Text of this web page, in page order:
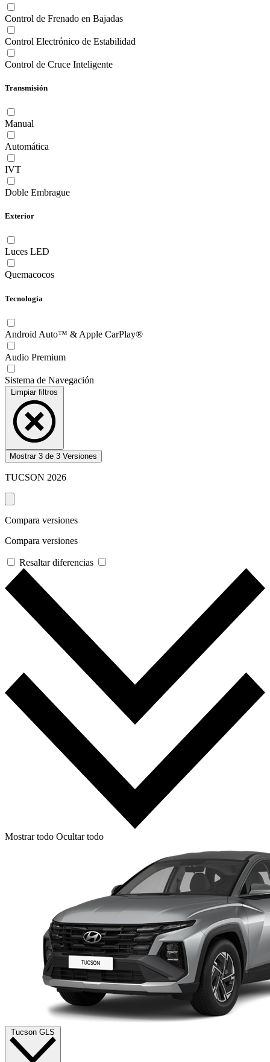
Control de Frenado en Bajadas
Control Electrónico de Estabilidad
Control de Cruce Inteligente
Transmisión
Manual
Automática
IVT
Doble Embrague
Exterior
Luces LED
Quemacocos
Tecnología
Android Auto™ & Apple CarPlay®
Audio Premium
Sistema de Navegación
Limpiar filtros
Mostrar 3 de 3 Versiones
TUCSON 2026
Compara versiones
Compara versiones
Resaltar diferencias
Mostrar todo Ocultar todo
Tucson GLS